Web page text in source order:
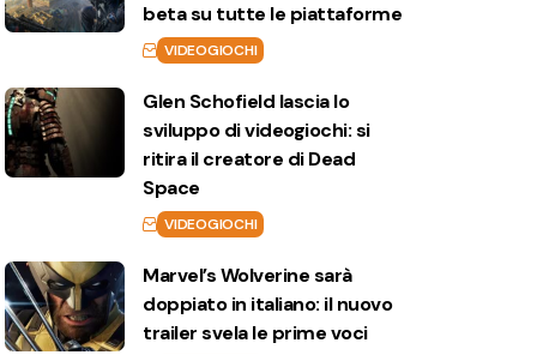
beta su tutte le piattaforme
VIDEOGIOCHI
Glen Schofield lascia lo
sviluppo di videogiochi: si
ritira il creatore di Dead
Space
VIDEOGIOCHI
Marvel’s Wolverine sarà
doppiato in italiano: il nuovo
trailer svela le prime voci